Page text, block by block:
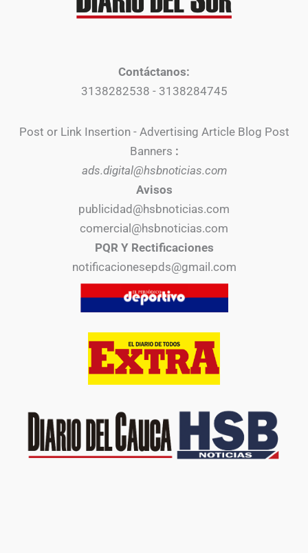
Contáctanos:
3138282538 - 3138284745
Post or Link Insertion - Advertising Article Blog Post
Banners :
ads.digital@hsbnoticias.com
Avisos
publicidad@hsbnoticias.com
comercial@hsbnoticias.com
PQR Y Rectificaciones
notificacionesepds@gmail.com